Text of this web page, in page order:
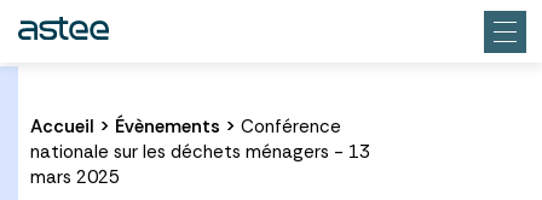
Accueil > Évènements > Conférence
nationale sur les déchets ménagers - 13
mars 2025